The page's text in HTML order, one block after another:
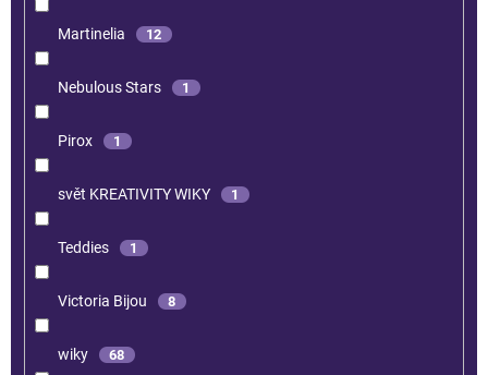
Martinelia 12
Nebulous Stars 1
Pirox 1
svět KREATIVITY WIKY 1
Teddies 1
Victoria Bijou 8
wiky 68